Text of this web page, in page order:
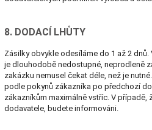
8. DODACÍ LHŮTY
Zásilky obvykle odesíláme do 1 až 2
je dlouhodobě nedostupné, neprodleně
zakázku nemusel čekat déle, než je
podle pokynů zákazníka po předchozí
zákazníkům maximálně vstříc. V případě,
dodavatele, budete informováni.